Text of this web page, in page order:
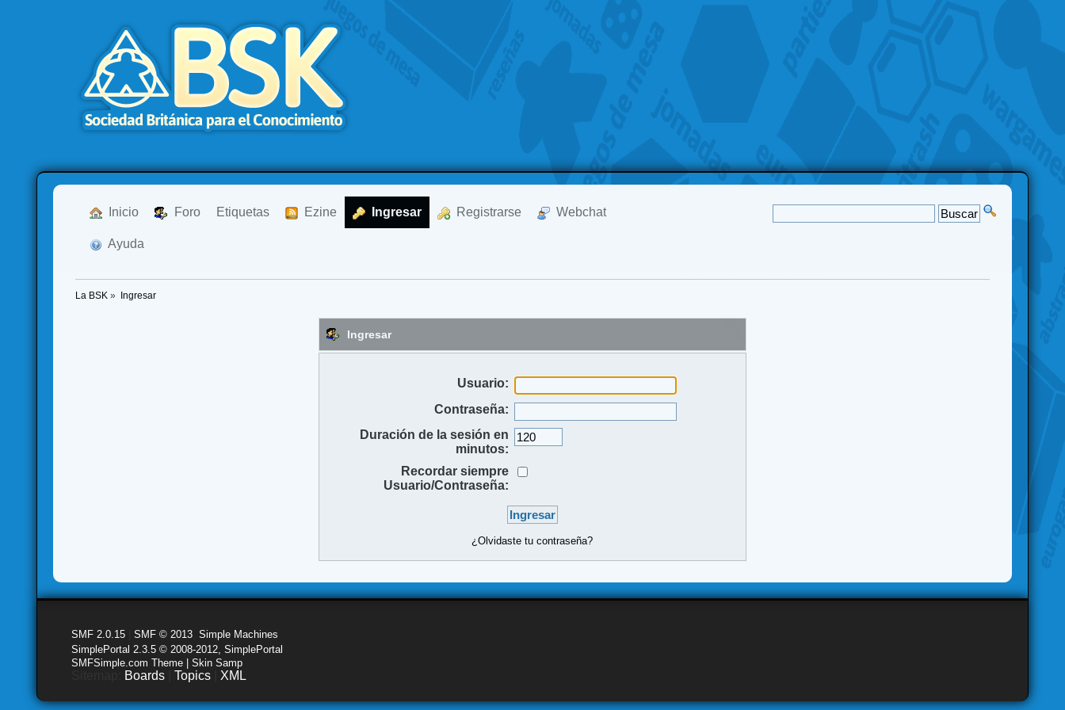
Inicio Foro Etiquetas Ezine Ingresar Registrarse Webchat
Ayuda
La BSK » Ingresar
Ingresar
Usuario:
Contraseña:
Duración de la sesión en
minutos:
Recordar siempre
Usuario/Contraseña:
¿Olvidaste tu contraseña?
SMF 2.0.15 |SMF © 2013 ,Simple Machines
SimplePortal 2.3.5 © 2008-2012, SimplePortal
SMFSimple.com Theme | Skin Samp
Boards |Topics XML